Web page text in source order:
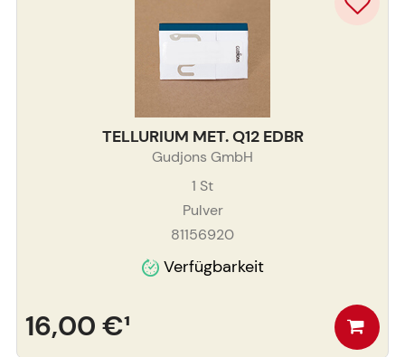
TELLURIUM MET. Q12 EDBR
Gudjons GmbH
1 St
Pulver
81156920
Verfügbarkeit
16,00 €¹